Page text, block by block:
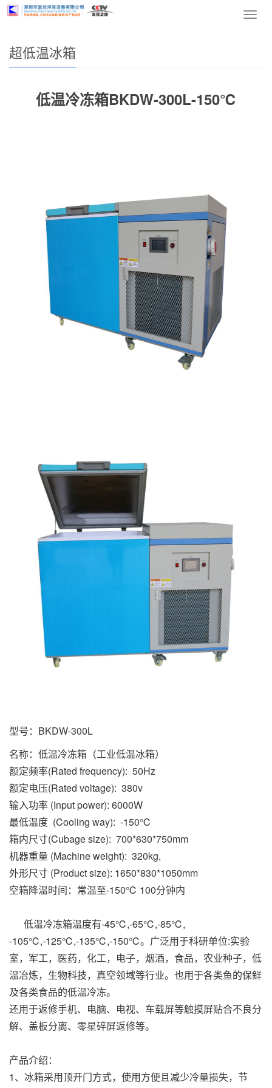
导
网站首页>产品中心 >超低温冰箱
超低温冰箱
低温冷冻箱BKDW-300L-150℃
型号：BKDW-300L
名称：低温冷冻箱（工业低温冰箱）
额定频率(Rated frequency): 50Hz
额定电压(Rated voltage): 380v
输入功率 (Input power): 6000W
最低温度 (Cooling way): -150℃
箱内尺寸(Cubage size): 700*630*750mm
机器重量 (Machine weight): 320kg,
外形尺寸 (Product size): 1650*830*1050mm
空箱降温时间：常温至-150℃ 100分钟内
低温冷冻箱温度有-45℃,-65℃,-85℃,
-105℃,-125℃,-135℃,-150℃。广泛用于科研单位:实验
室，军工，医药，化工，电子，烟酒，食品，农业种子，低
温冶炼，生物科技，真空领域等行业。也用于各类鱼的保鲜
及各类食品的低温冷冻。
还用于返修手机、电脑、电视、车载屏等触摸屏贴合不良分
解、盖板分离、零星碎屏返修等。
产品介绍：
1、冰箱采用顶开门方式，使用方便且减少冷量损失，节